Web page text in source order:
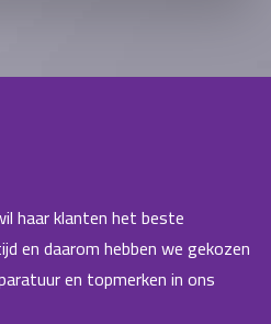
haar klanten het beste
en daarom hebben we gekozen
en topmerken in ons